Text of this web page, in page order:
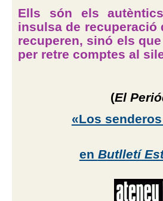
Ells són els
insulsa de recuperació
recuperen, sinó els
per retre comptes al
(El
«Los
en Butlletí